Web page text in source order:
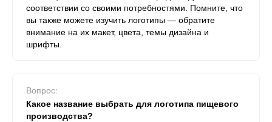
соответствии со своими потребностями. Помните, что
вы также можете изучить логотипы — обратите
внимание на их макет, цвета, темы дизайна и
шрифты.
Вопрос:
Какое название выбрать для логотипа пищевого
производства?